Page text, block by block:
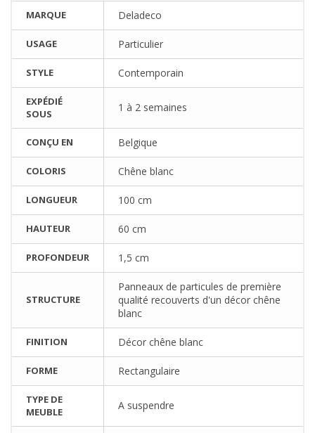
MARQUE Deladeco
USAGE Particulier
STYLE Contemporain
EXPÉDIÉ
SOUS
1 à 2 semaines
CONÇU EN Belgique
COLORIS Chêne blanc
LONGUEUR 100 cm
HAUTEUR 60 cm
PROFONDEUR 1,5 cm
STRUCTURE
Panneaux de particules de première
qualité recouverts d'un décor chêne
blanc
FINITION Décor chêne blanc
FORME Rectangulaire
TYPE DE
MEUBLE
A suspendre